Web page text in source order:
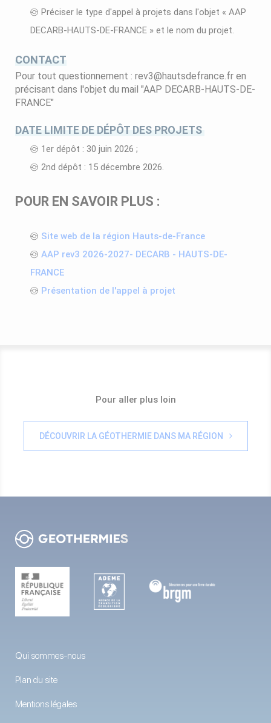
Préciser le type d'appel à projets dans l'objet « AAP
DECARB-HAUTS-DE-FRANCE » et le nom du projet.
CONTACT
Pour tout questionnement : rev3@hautsdefrance.fr en
précisant dans l'objet du mail "AAP DECARB-HAUTS-DE-
FRANCE"
DATE LIMITE DE DÉPÔT DES PROJETS
1er dépôt : 30 juin 2026 ;
2nd dépôt : 15 décembre 2026.
POUR EN SAVOIR PLUS :
Site web de la région Hauts-de-France
AAP rev3 2026-2027- DECARB - HAUTS-DE-
FRANCE
Présentation de l'appel à projet
Pour aller plus loin
DÉCOUVRIR LA GÉOTHERMIE DANS MA RÉGION
Qui sommes-nous
Plan du site
Mentions légales